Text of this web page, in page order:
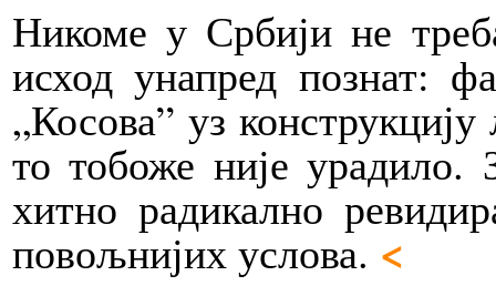
Никоме у Србији не
исход унапред познат:
„Косова” уз
то тобоже није урадило.
хитно радикално
повољнијих услова. <